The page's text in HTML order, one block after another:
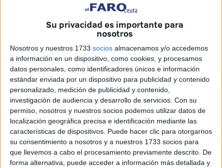
Su privacidad es importante para
nosotros
Nosotros y nuestros 1733 socios almacenamos y/o accedemos
a información en un dispositivo, como cookies, y procesamos
datos personales, como identificadores únicos e información
estándar enviada por un dispositivo para publicidad y contenido
personalizado, medición de publicidad y contenido,
investigación de audiencia y desarrollo de servicios. Con su
permiso, nosotros y nuestros socios podemos utilizar datos de
localización geográfica precisa e identificación mediante las
características de dispositivos. Puede hacer clic para otorgarnos
su consentimiento a nosotros y a nuestros 1733 socios para
que llevemos a cabo el procesamiento previamente descrito. De
forma alternativa, puede acceder a información más detallada y
Fotos y vídeo: Jesús Galindo
Con la llegada dela Navidad, cada añola pastelería La
Campana de Ceutaelabora productos típicos de estas
fechas que son muy demandados por sus clientes.
FaroTvha querido conocer cuáles son y cómo es su
proceso de elaboración. Para ello nos hemos trasladado
hastael obrador de esta pastelería, una de las más
antiguas de la ciudad autónoma.
Conforme nos íbamos acercando, se notaba un olor a